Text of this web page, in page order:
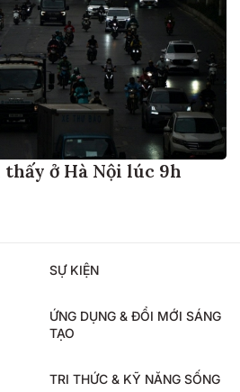
ở Hà Nội lúc 9h
SỰ KIỆN
ỨNG DỤNG & ĐỔI MỚI SÁNG
TẠO
TRI THỨC & KỸ NĂNG SỐNG